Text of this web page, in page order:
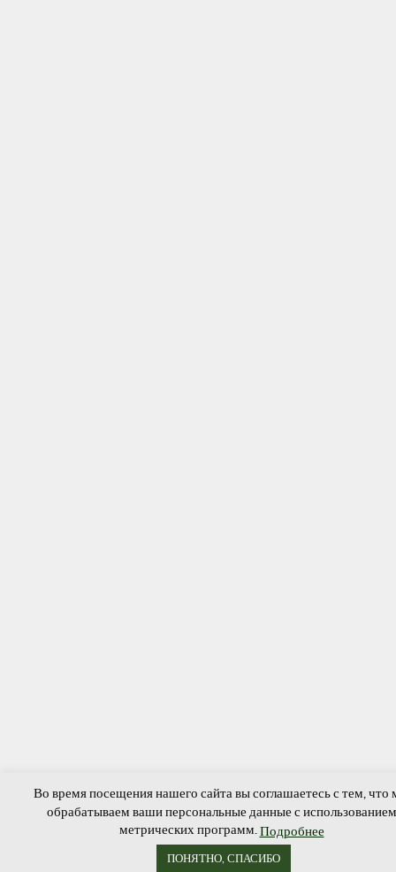
Во время посещения нашего сайта вы соглашаетесь с тем, что
обрабатываем ваши персональные данные с использованием
метрических программ. Подробнее
ПОНЯТНО, СПАСИБО